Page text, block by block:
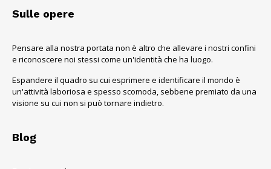
Sulle opere
Pensare alla nostra portata non è altro che allevare i nostri confini
e riconoscere noi stessi come un'identità che ha luogo.
Espandere il quadro su cui esprimere e identificare il mondo è
un'attività laboriosa e spesso scomoda, sebbene premiato da una
visione su cui non si può tornare indietro.
Blog